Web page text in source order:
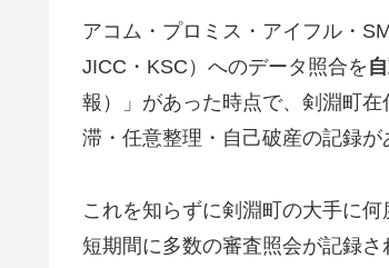
アコム・プロミス・アイフル・
JICC・KSC）へのデータ照合を
報）」があった時点で、剣淵町
滞・任意整理・自己破産の記録が
これを知らずに剣淵町の大手に
短期間に多数の審査照会が記録